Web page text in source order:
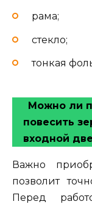
рама;
стекло;
тонкая
Можно ли
повесить
входной
Важно
позволит
Перед